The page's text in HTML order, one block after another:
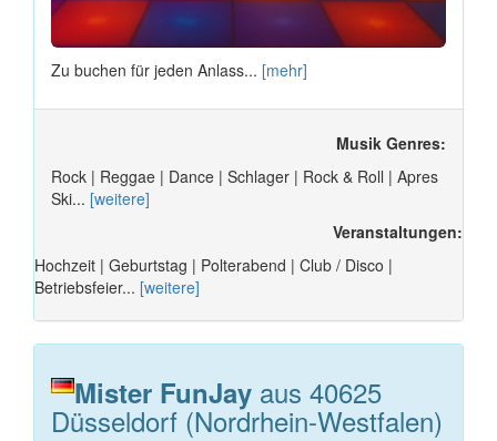
Zu buchen für jeden Anlass... [mehr]
Musik Genres:
Rock | Reggae | Dance | Schlager | Rock & Roll | Apres
Ski... [weitere]
Veranstaltungen:
Hochzeit | Geburtstag | Polterabend | Club / Disco |
Betriebsfeier... [weitere]
Mister FunJay aus 40625
Düsseldorf (Nordrhein-Westfalen)